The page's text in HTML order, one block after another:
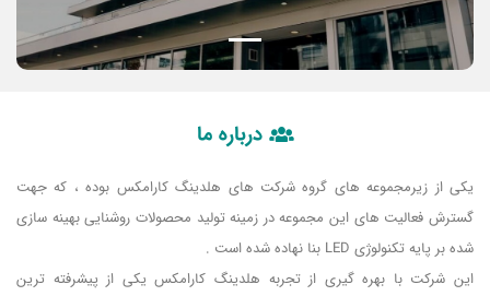
درباره ما
یکی از زیرمجموعه های گروه شرکت های هلدینگ کارامکس بوده ، که جهت
گسترش فعالیت های این مجموعه در زمینه تولید محصولات روشنایی بهینه سازی
شده بر پایه تکنولوژی LED بنا نهاده شده است .
این شرکت با بهره گیری از تجربه هلدینگ کارامکس یکی از پیشرفته ترین